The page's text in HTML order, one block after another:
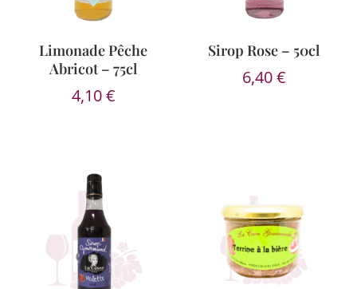
Limonade Pêche
Abricot – 75cl
4,10€
Sirop Rose – 50cl
6,40€